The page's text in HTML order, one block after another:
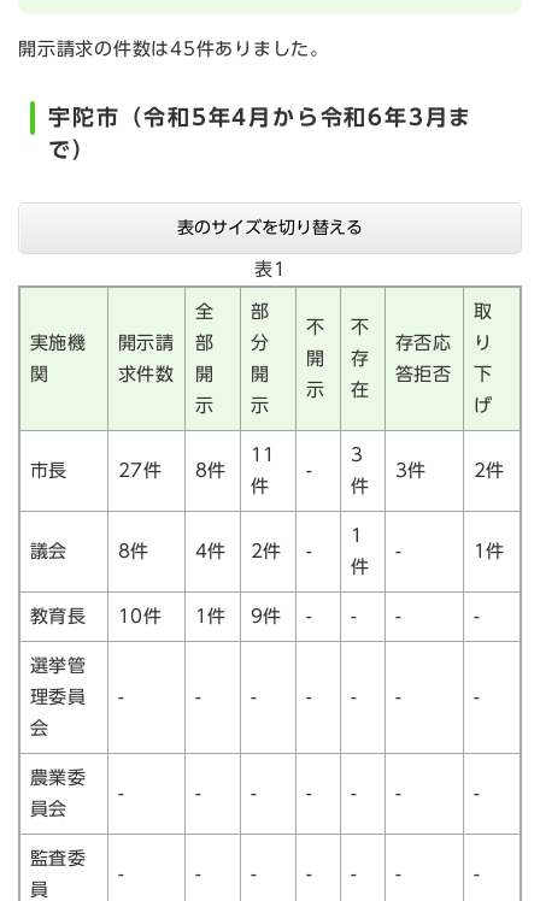
開示請求の件数は45件ありました。
宇陀市（令和5年4月から令和6年3月ま
で）
表のサイズを切り替える
表1
実施機
関
開示請
求件数
全
部
開
示
部
分
開
示
不
開
示
不
存
在
存否応
答拒否
取
り
下
げ
市長 27件 8件
11
件
-
3
件
3件 2件
議会 8件 4件 2件 -
1
件
- 1件
教育長 10件 1件 9件 - - - -
選挙管
理委員
会
- - - - - - -
農業委
員会
- - - - - - -
監査委
員
- - - - - - -